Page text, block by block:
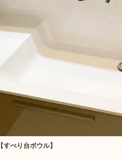
【すべり台ボウル】